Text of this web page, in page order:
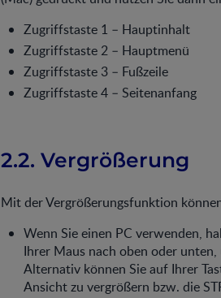
Zugriffstaste 1 – Hauptinhalt
Zugriffstaste 2 – Hauptmenü
Zugriffstaste 3 – Fußzeile
Zugriffstaste 4 – Seitenanfang
2.2. Vergrößerung
Mit der Vergrößerungsfunktion
Wenn Sie einen PC verwenden,
Ihrer Maus nach oben oder
Alternativ können Sie auf Ihrer
Ansicht zu vergrößern bzw. die